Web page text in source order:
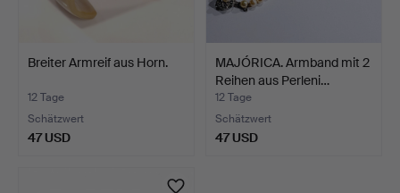
Breiter Armreif aus Horn.
12 Tage
Schätzwert
47 USD
MAJÓRICA. Armband mit 2
Reihen aus Perleni…
12 Tage
Schätzwert
47 USD